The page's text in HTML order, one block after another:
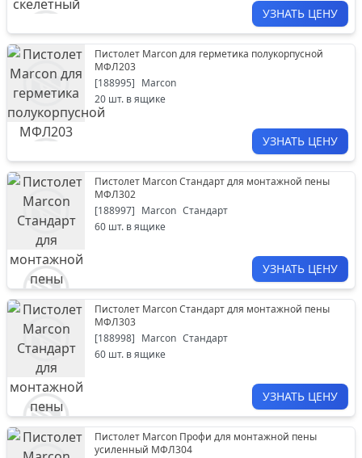
УЗНАТЬ ЦЕНУ
Пистолет Marcon для герметика полукорпусной
МФЛ203
[188995] Marcon
20 шт. в ящике
УЗНАТЬ ЦЕНУ
Пистолет Marcon Стандарт для монтажной пены
МФЛ302
[188997] Marcon Стандарт
60 шт. в ящике
УЗНАТЬ ЦЕНУ
Пистолет Marcon Стандарт для монтажной пены
МФЛ303
[188998] Marcon Стандарт
60 шт. в ящике
УЗНАТЬ ЦЕНУ
Пистолет Marcon Профи для монтажной пены
усиленный МФЛ304